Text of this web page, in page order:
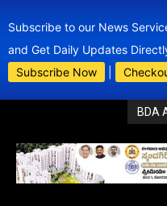
Subscribe to our News
and Get Daily Updates
Subscribe Now
BDA